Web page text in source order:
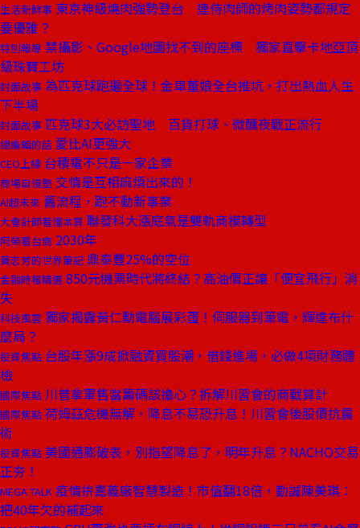
生活新鮮事 東京神級燒肉強勢登台 連侍肉師的烤肉姿勢都規定
要優雅？
特別報導 禁攝影、Google地圖找不到的座標 獨家直擊卡地亞頂
級珠寶工坊
封面故事 為匹克球跑遍全球！金車董娘全台推坑，打出熱血人生
下半場
封面故事 匹克球3大必訪聖地 百貨打球、微醺夜戰正流行
總編輯的話 愛比AI更強大
CEO上線 台積電不只是一家企業
商場自慢塾 交情是互相麻煩出來的！
AI超未來 舊流程，跑不動新事業
大會計師看懂本質 聯發科大漲底氣是雙軌商模轉型
阿榮看台商 2030年
黃志芳的世界筆記 鼎泰豐25%的空位
金融時報精選 850元機票時代將終結？高油價正讓「便宜飛行」消
失
科技風雲 獨家揭露黃仁勳電腦展彩蛋！伺服器到筆電，輝達布什
麼局？
投資焦點 台股年漲9成掀融資買股潮，借錢進場，必做4項財務體
檢
國際焦點 川普拿軍售當籌碼該擔心？拆解川習會的商戰算計
國際焦點 荷姆茲危機無解，降息不易恐升息！川習會後股債抗震
術
投資焦點 美國通膨破表，別指望降息了，明年升息？NACHO交易
正夯！
MEGA TALK 疫情拚嘉義廠智慧製造！市值翻18倍，勤誠陳美琪：
把40年欠的補起來